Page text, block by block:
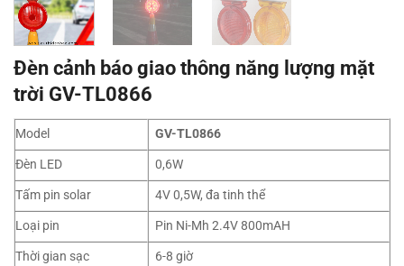
Đèn cảnh báo giao thông năng lượng mặt
trời GV-TL0866
Model
GV-TL0866
Đèn LED
0,6W
Tấm pin solar
4V 0,5W, đa tinh thể
Loại pin
Pin Ni-Mh 2.4V 800mAH
Thời gian sạc
6-8 giờ